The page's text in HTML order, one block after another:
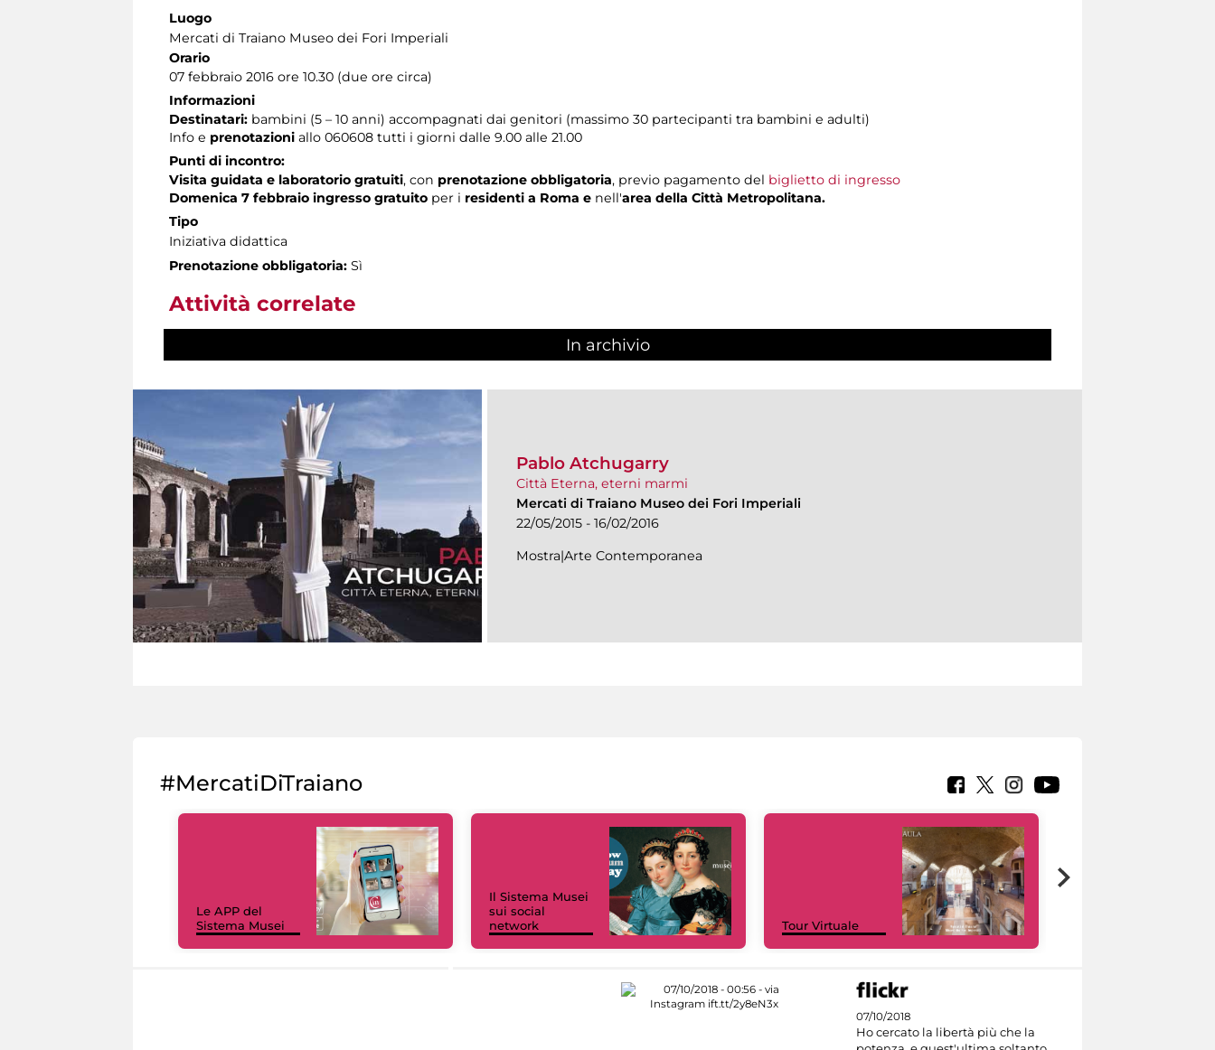
Luogo
Mercati di Traiano Museo dei Fori Imperiali
Orario
07 febbraio 2016 ore 10.30 (due ore circa)
Informazioni
Destinatari: bambini (5 – 10 anni) accompagnati dai genitori (massimo 30 partecipanti tra bambini e adulti)
Info e prenotazioni allo 060608 tutti i giorni dalle 9.00 alle 21.00
Punti di incontro:
Visita guidata e laboratorio gratuiti, con prenotazione obbligatoria, previo pagamento del biglietto di ingresso
Domenica 7 febbraio ingresso gratuito per i residenti a Roma e nell'area della Città Metropolitana.
Tipo
Iniziativa didattica
Prenotazione obbligatoria: Sì
Attività correlate
In archivio
Pablo Atchugarry
Città Eterna, eterni marmi
Mercati di Traiano Museo dei Fori Imperiali
22/05/2015 - 16/02/2016
Mostra|Arte Contemporanea
#MercatiDiTraiano
Le APP del
Sistema Musei
Il Sistema Musei
sui social
network
Tour Virtuale
07/10/2018
Ho cercato la libertà più che la